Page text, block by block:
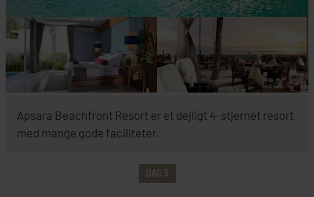
Apsara Beachfront Resort er et dejligt 4-stjernet resort
med mange gode faciliteter.
DAG 6